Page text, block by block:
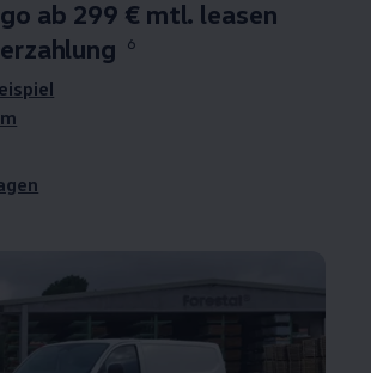
ab 299 € mtl. leasen
6